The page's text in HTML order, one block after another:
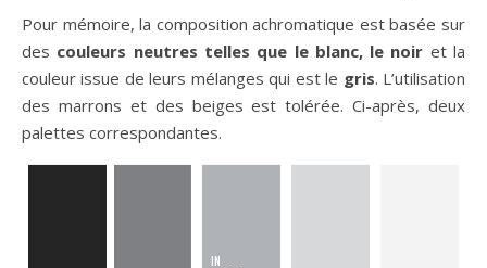
Pour mémoire, la composition achromatique est basée sur
des couleurs neutres telles que le blanc, le noir et la
couleur issue de leurs mélanges qui est le gris. L’utilisation
des marrons et des beiges est tolérée. Ci-après, deux
palettes correspondantes.